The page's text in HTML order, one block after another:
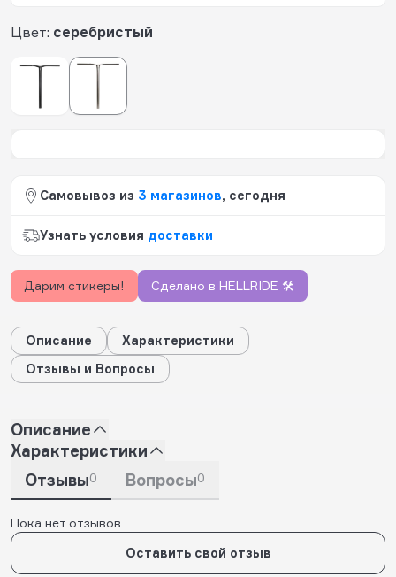
Цвет: серебристый
Самовывоз из 3 магазинов, сегодня
Узнать условия доставки
Дарим стикеры! Сделано в HELLRIDE 🛠️
Описание
Характеристики
Отзывы и Вопросы
Описание
Характеристики
Отзывы0 Вопросы0
Пока нет отзывов
Оставить свой отзыв